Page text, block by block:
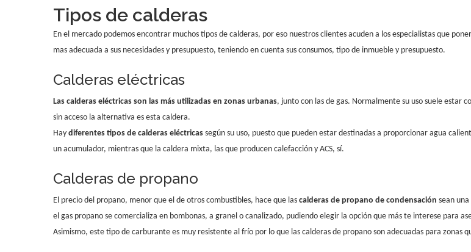
Tipos de calderas
En el mercado podemos encontrar muchos tipos de calderas, por eso nuestros clientes acuden a los especialistas que
mas adecuada a sus necesidades y presupuesto, teniendo en cuenta sus consumos, tipo de inmueble y presupuesto.
Calderas eléctricas
Las calderas eléctricas son las más utilizadas en zonas urbanas, junto con las de gas. Normalmente su uso suele estar
sin acceso la alternativa es esta caldera.
Hay diferentes tipos de calderas eléctricas según su uso, puesto que pueden estar destinadas a proporcionar agua
un acumulador, mientras que la caldera mixta, las que producen calefacción y ACS, sí.
Calderas de propano
El precio del propano, menor que el de otros combustibles, hace que las calderas de propano de condensación sean
el gas propano se comercializa en bombonas, a granel o canalizado, pudiendo elegir la opción que más te interese para
Asimismo, este tipo de carburante es muy resistente al frío por lo que las calderas de propano son adecuadas para zonas